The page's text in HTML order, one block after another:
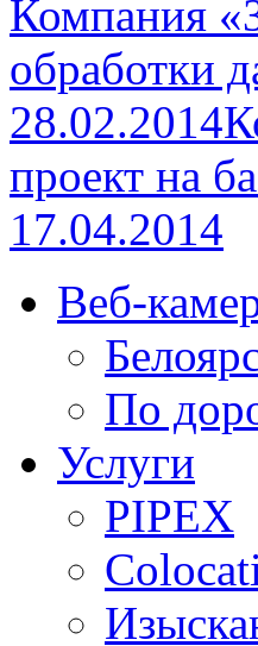
Компания
обработки
28.02.2014
проект на
17.04.2014
Веб-
По
Услуги
PIPEX